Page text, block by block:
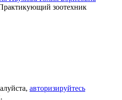
зоотехник
авторизируйтесь